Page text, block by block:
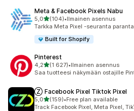
Meta & Facebook Pixels Nabu
5,0/ 5 tähteä
(104)
104 arvostelua yhteensä
•Ilmainen asennus
Tarkka Meta Pixel -seuranta
Built for Shopify
Pinterest
4,2/ 5 tähteä
(1 627)
1627 arvostelua yhteensä
•Ilmainen asennus
Saa tuotteesi näkymään ostajille
Ⓩ Facebook Pixel Tiktok Pixel
5,0/ 5 tähteä
(159)
159 arvostelua yhteensä
•Free plan available
Track Facebook Pixel, Meta Pixel,